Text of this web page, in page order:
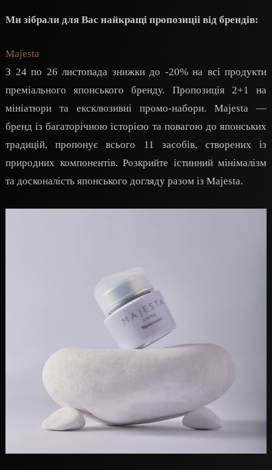
Ми зібрали для Вас найкращі пропозиціі від брендів:
Majesta
З 24 по 26 листопада знижки до -20% на всі продукти
преміального японського бренду. Пропозиція 2+1 на
мініатюри та ексклюзивні промо-набори. Majesta —
бренд із багаторічною історією та повагою до японських
традицій, пропонує всього 11 засобів, створених із
природних компонентів. Розкрийте істинний мінімалізм
та досконалість японського догляду разом із Majesta.